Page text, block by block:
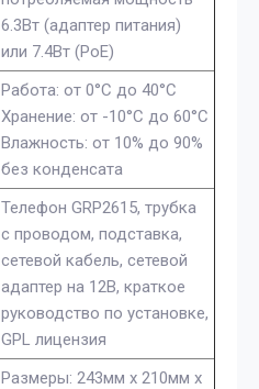
6.3Вт (адаптер питания)
или 7.4Вт (PoE)
Работа: от 0°C до 40°C
Хранение: от -10°C до 60°C
Влажность: от 10% до 90%
без конденсата
Телефон GRP2615, трубка
с проводом, подставка,
сетевой кабель, сетевой
адаптер на 12В, краткое
руководство по установке,
GPL лицензия
Размеры: 243мм x 210мм x